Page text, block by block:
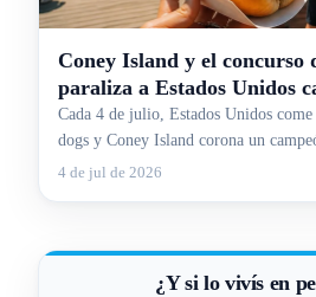
Coney Island y el concurso
paraliza a Estados Unidos
Cada 4 de julio, Estados Unidos
dogs y Coney Island corona un
rara y más gringa, contada para
4 de jul de 2026
¿Y si lo vivís en